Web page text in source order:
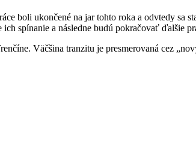
boli ukončené na jar tohto roka a odvtedy sa
spínanie a následne budú pokračovať ďalšie
Väčšina tranzitu je presmerovaná cez